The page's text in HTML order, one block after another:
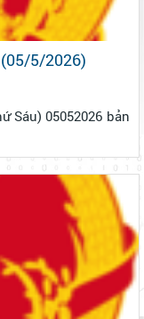
(05/5/2026)
bản